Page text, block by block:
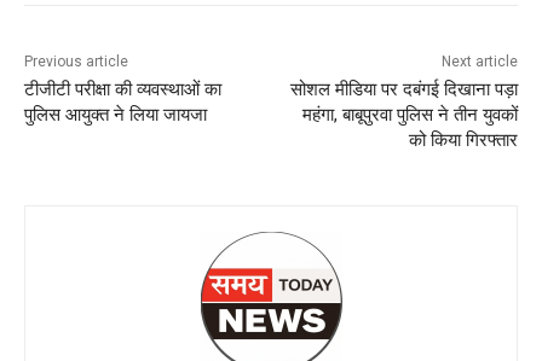
Previous article
टीजीटी परीक्षा की व्यवस्थाओं का
पुलिस आयुक्त ने लिया जायजा
Next article
सोशल मीडिया पर दबंगई दिखाना पड़ा
महंगा, बाबूपुरवा पुलिस ने तीन युवकों
को किया गिरफ्तार